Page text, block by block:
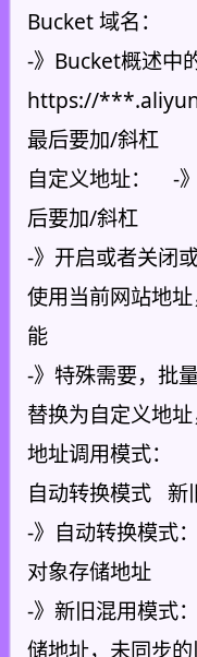
Bucket 域名：
-》Bucket概述中
https://
最后要加/斜杠
自定义地址： -
后要加/斜杠
-》开启或者关闭
使用当前网站地
能
-》特殊需要，批
替换为自定义地
地址调用模式：
自动转换模式 新
-》自动转换模式
对象存储地址
-》新旧混用模式
储地址，未同步